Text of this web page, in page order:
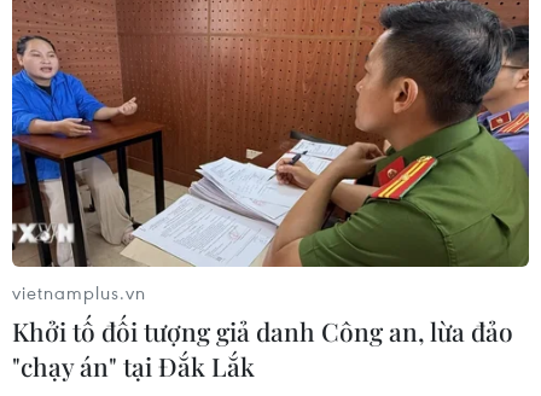
TIN LIÊN QUAN
vietnamplus.vn
Khởi tố đối tượng giả danh Công an, lừa đảo
"chạy án" tại Đắk Lắk